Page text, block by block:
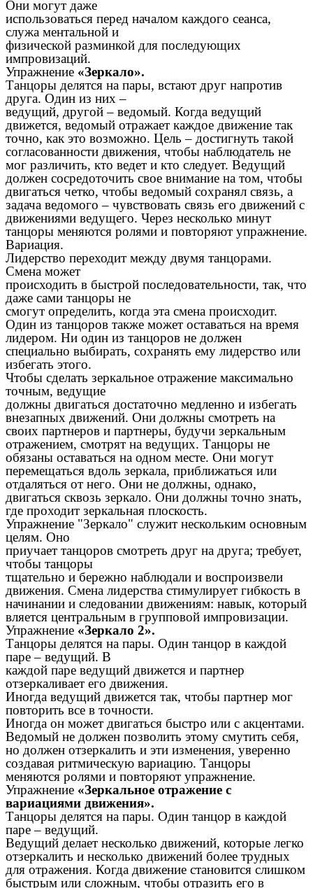
Они могут даже
использоваться перед началом каждого сеанса,
служа ментальной и
физической разминкой для последующих
импровизаций.
Упражнение «Зеркало».
Танцоры делятся на пары, встают друг напротив
друга. Один из них –
ведущий, другой – ведомый. Когда ведущий
движется, ведомый отражает каждое движение так
точно, как это возможно. Цель – достигнуть такой
согласованности движения, чтобы наблюдатель не
мог различить, кто ведет и кто следует. Ведущий
должен сосредоточить свое внимание на том, чтобы
двигаться четко, чтобы ведомый сохранял связь, а
задача ведомого – чувствовать связь его движений с
движениями ведущего. Через несколько минут
танцоры меняются ролями и повторяют упражнение.
Вариация.
Лидерство переходит между двумя танцорами.
Смена может
происходить в быстрой последовательности, так, что
даже сами танцоры не
смогут определить, когда эта смена происходит.
Один из танцоров также может оставаться на время
лидером. Ни один из танцоров не должен
специально выбирать, сохранять ему лидерство или
избегать этого.
Чтобы сделать зеркальное отражение максимально
точным, ведущие
должны двигаться достаточно медленно и избегать
внезапных движений. Они должны смотреть на
своих партнеров и партнеры, будучи зеркальным
отражением, смотрят на ведущих. Танцоры не
обязаны оставаться на одном месте. Они могут
перемещаться вдоль зеркала, приближаться или
отдаляться от него. Они не должны, однако,
двигаться сквозь зеркало. Они должны точно знать,
где проходит зеркальная плоскость.
Упражнение "Зеркало" служит нескольким основным
целям. Оно
приучает танцоров смотреть друг на друга; требует,
чтобы танцоры
тщательно и бережно наблюдали и воспроизвели
движения. Смена лидерства стимулирует гибкость в
начинании и следовании движениям: навык, который
вляется центральным в групповой импровизации.
Упражнение «Зеркало 2».
Танцоры делятся на пары. Один танцор в каждой
паре – ведущий. В
каждой паре ведущий движется и партнер
отзеркаливает его движения.
Иногда ведущий движется так, чтобы партнер мог
повторить все в точности.
Иногда он может двигаться быстро или с акцентами.
Ведомый не должен позволить этому смутить себя,
но должен отзеркалить и эти изменения, уверенно
создавая ритмическую вариацию. Танцоры
меняются ролями и повторяют упражнение.
Упражнение «Зеркальное отражение с
вариациями движения».
Танцоры делятся на пары. Один танцор в каждой
паре – ведущий.
Ведущий делает несколько движений, которые легко
отзеркалить и несколько движений более трудных
для отражения. Когда движение становится слишком
быстрым или сложным, чтобы отразить его в